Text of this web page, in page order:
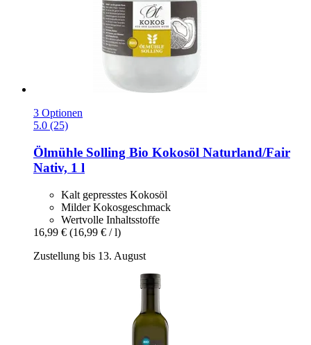
3 Optionen
5.0 (25)
Ölmühle Solling Bio Kokosöl Naturland/Fair
Nativ, 1 l
Kalt gepresstes Kokosöl
Milder Kokosgeschmack
Wertvolle Inhaltsstoffe
16,99 € (16,99 € / l)
Zustellung bis 13. August